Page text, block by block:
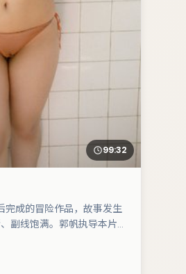
99:32
成的冒险作品，故事发生
副线饱满。郭帆执导本片，
构成全片情感锚点，木村拓
揭开。整体完成度较高，适